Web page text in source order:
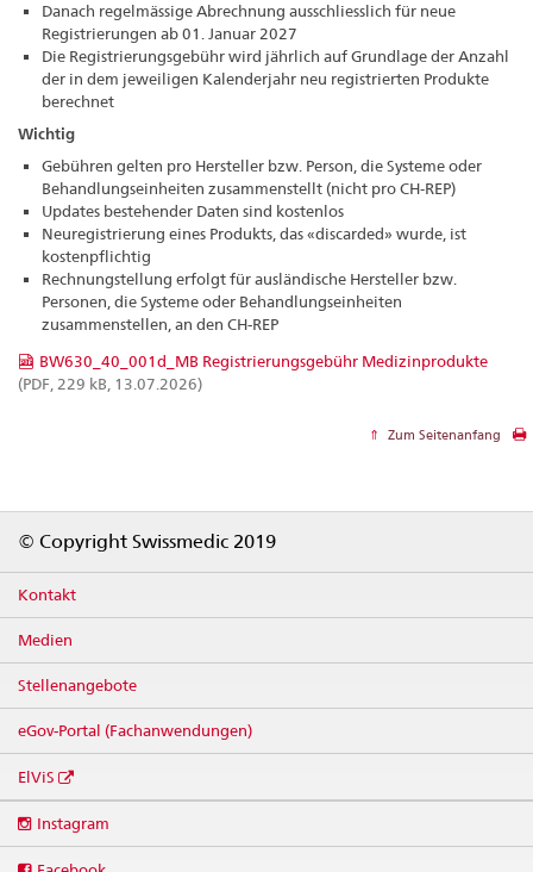
Danach regelmässige Abrechnung ausschliesslich für neue
Registrierungen ab 01. Januar 2027
Die Registrierungsgebühr wird jährlich auf Grundlage der Anzahl
der in dem jeweiligen Kalenderjahr neu registrierten Produkte
berechnet
Wichtig
Gebühren gelten pro Hersteller bzw. Person, die Systeme oder
Behandlungseinheiten zusammenstellt (nicht pro CH‑REP)
Updates bestehender Daten sind kostenlos
Neuregistrierung eines Produkts, das «discarded» wurde, ist
kostenpflichtig
Rechnungstellung erfolgt für ausländische Hersteller bzw.
Personen, die Systeme oder Behandlungseinheiten
zusammenstellen, an den CH-REP
BW630_40_001d_MB Registrierungsgebühr Medizinprodukte
(PDF, 229 kB, 13.07.2026)
Zum Seitenanfang
© Copyright Swissmedic 2019
Kontakt
Medien
Stellenangebote
eGov-Portal (Fachanwendungen)
ElViS
media
Instagram